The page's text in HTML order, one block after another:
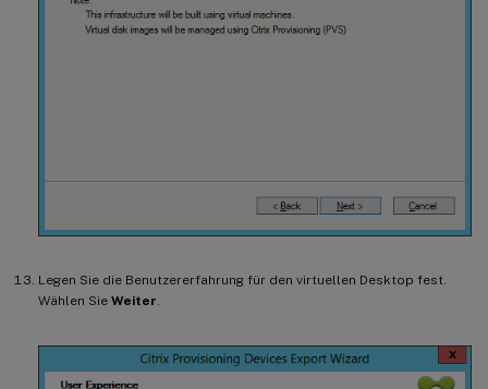
Legen Sie die Benutzererfahrung für den virtuellen Desktop fest.
Wählen Sie Weiter